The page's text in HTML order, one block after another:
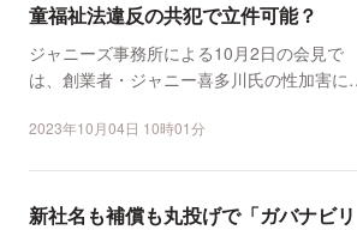
童福祉法違反の共犯で立件可能？
ジャニーズ事務所による10月2日の会見で
は、創業者・ジャニー喜多川氏の性加害に
2023年10月04日 10時01分
新社名も補償も丸投げで「ガバナビリ